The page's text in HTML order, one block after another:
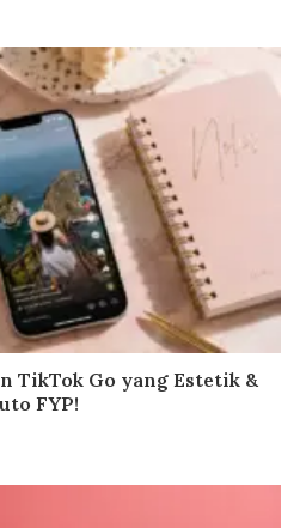
TikTok Go yang Estetik &
FYP!